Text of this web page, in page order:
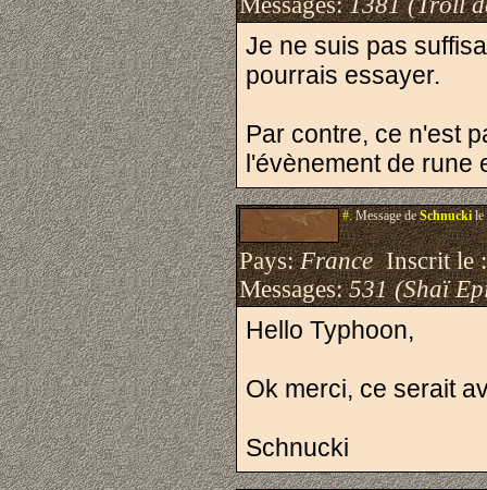
Je ne suis pas
pourrais essayer.
Par contre, ce n'est
l'évènement de rune
#.Message deSchnuckile
Pays:FranceInscrit le
Messages:531 (Shaï
Hello Typhoon,
Ok merci, ce serait
Schnucki